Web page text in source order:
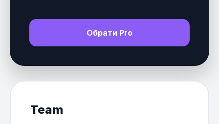
Обрати Pro
Team